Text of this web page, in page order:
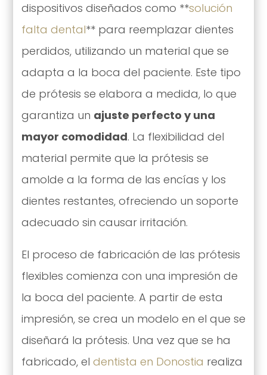
dispositivos diseñados como **solución
falta dental** para reemplazar dientes
perdidos, utilizando un material que se
adapta a la boca del paciente. Este tipo
de prótesis se elabora a medida, lo que
garantiza un ajuste perfecto y una
mayor comodidad. La flexibilidad del
material permite que la prótesis se
amolde a la forma de las encías y los
dientes restantes, ofreciendo un soporte
adecuado sin causar irritación.
El proceso de fabricación de las prótesis
flexibles comienza con una impresión de
la boca del paciente. A partir de esta
impresión, se crea un modelo en el que se
diseñará la prótesis. Una vez que se ha
fabricado, el dentista en Donostia realiza